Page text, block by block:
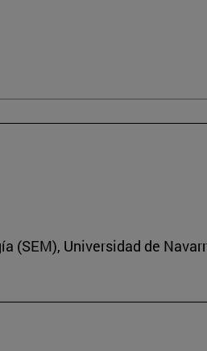
(SEM), Universidad de